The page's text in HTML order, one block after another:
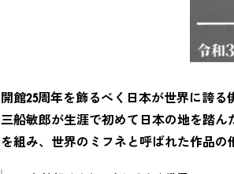
開館25周年を飾るべく日本が世界に誇る
三船敏郎が生涯で初めて日本の地を踏
を組み、世界のミフネと呼ばれた作品の